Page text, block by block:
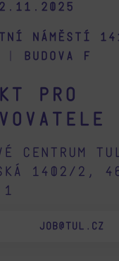
náměstí
budova F
pro
centrum
1402/2,
JOB@TUL.CZ